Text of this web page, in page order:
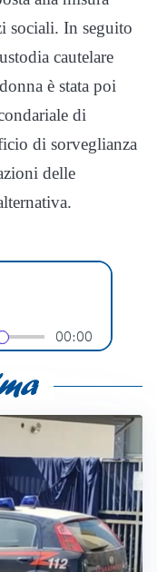
sociali. In seguito
cautelare
è stata poi
di
di sorveglianza
delle